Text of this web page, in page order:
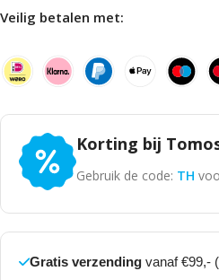
Veilig betalen met:
Korting bij
Gebruik de code: TH
Gratis verzending vanaf €99,-